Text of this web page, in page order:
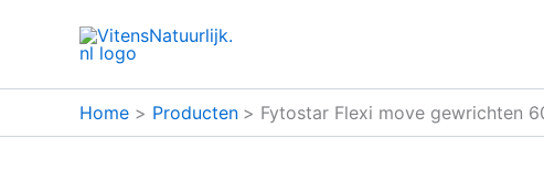
Home Producten Fytostar Flexi move gewrichten